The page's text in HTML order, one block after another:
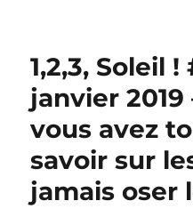
1,2,3, Soleil !
janvier 2019
vous avez
savoir sur
jamais oser